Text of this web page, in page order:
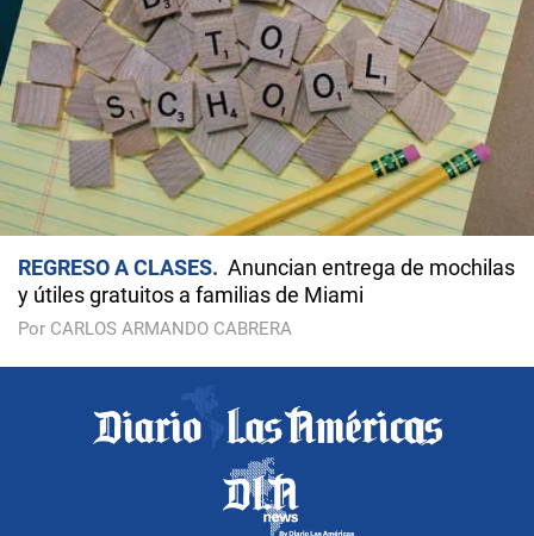
REGRESO A CLASES
Anuncian entrega de mochilas
y útiles gratuitos a familias de Miami
Por CARLOS ARMANDO CABRERA